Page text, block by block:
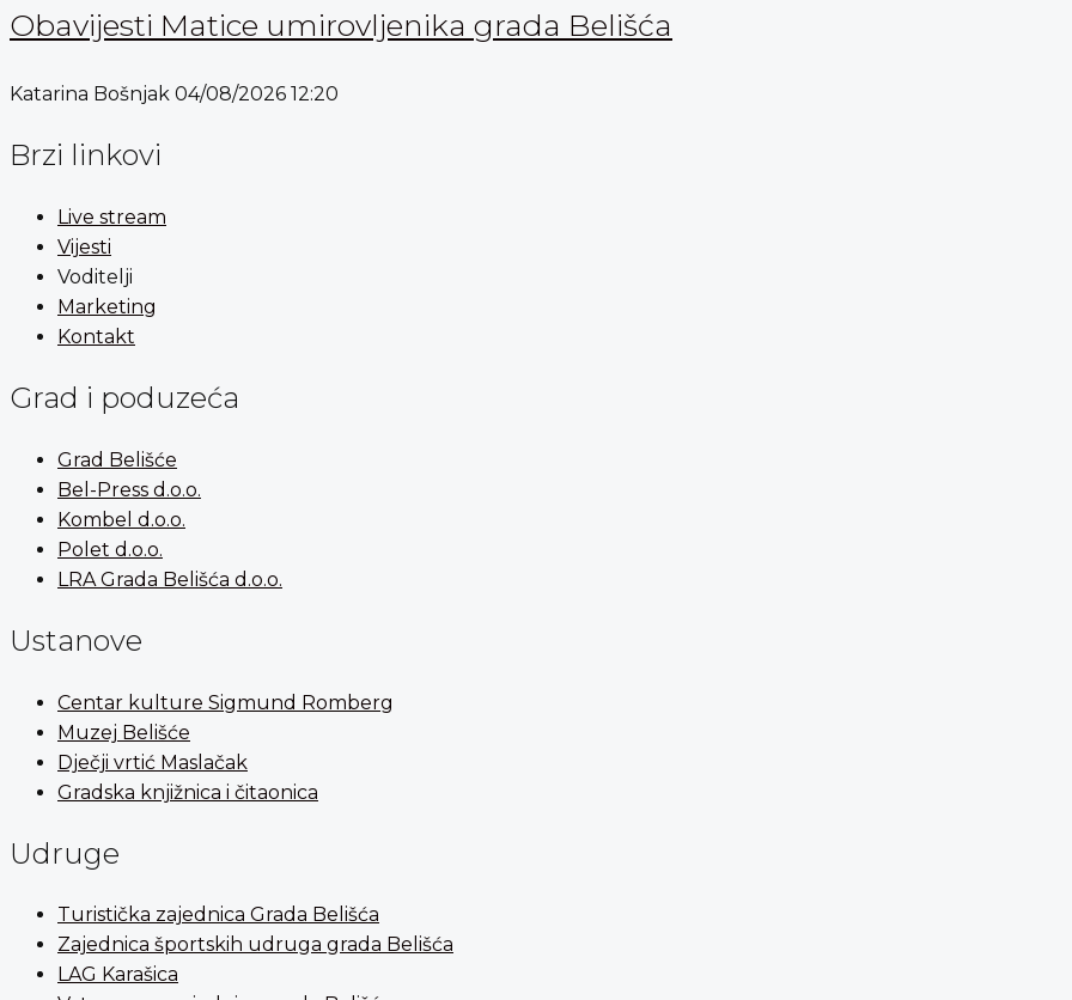
Obavijesti Matice umirovljenika grada Belišća
Katarina Bošnjak 04/08/2026 12:20
Brzi linkovi
Live stream
Vijesti
Voditelji
Marketing
Kontakt
Grad i poduzeća
Grad Belišće
Bel-Press d.o.o.
Kombel d.o.o.
Polet d.o.o.
LRA Grada Belišća d.o.o.
Ustanove
Centar kulture Sigmund Romberg
Muzej Belišće
Dječji vrtić Maslačak
Gradska knjižnica i čitaonica
Udruge
Turistička zajednica Grada Belišća
Zajednica športskih udruga grada Belišća
LAG Karašica